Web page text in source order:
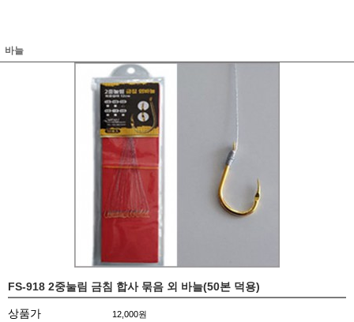
바늘
FS-918 2중눌림 금침 합사 묶음 외 바늘(50본 덕용)
상품가 12,000원